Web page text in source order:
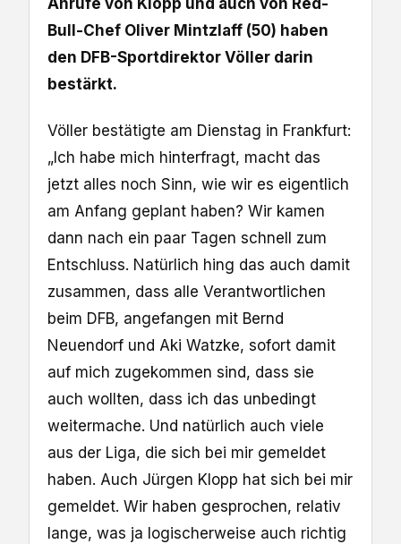
Anrufe von Klopp und auch von Red-
Bull-Chef Oliver Mintzlaff (50) haben
den DFB-Sportdirektor Völler darin
bestärkt.
Völler bestätigte am Dienstag in Frankfurt:
„Ich habe mich hinterfragt, macht das
jetzt alles noch Sinn, wie wir es eigentlich
am Anfang geplant haben? Wir kamen
dann nach ein paar Tagen schnell zum
Entschluss. Natürlich hing das auch damit
zusammen, dass alle Verantwortlichen
beim DFB, angefangen mit Bernd
Neuendorf und Aki Watzke, sofort damit
auf mich zugekommen sind, dass sie
auch wollten, dass ich das unbedingt
weitermache. Und natürlich auch viele
aus der Liga, die sich bei mir gemeldet
haben. Auch Jürgen Klopp hat sich bei mir
gemeldet. Wir haben gesprochen, relativ
lange, was ja logischerweise auch richtig